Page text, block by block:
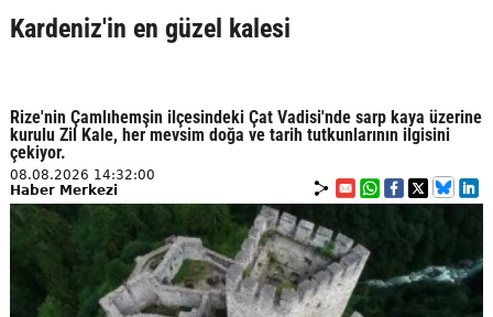
Kardeniz'in en güzel kalesi
Rize'nin Çamlıhemşin ilçesindeki Çat Vadisi'nde sarp kaya üzerine
kurulu Zil Kale, her mevsim doğa ve tarih tutkunlarının ilgisini
çekiyor.
08.08.2026 14:32:00
Haber Merkezi